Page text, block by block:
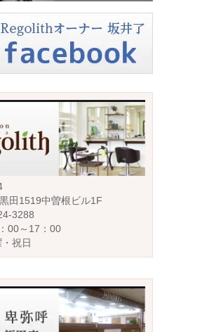
田1519中曽根ビル1F
3288
00～17：00
祝日